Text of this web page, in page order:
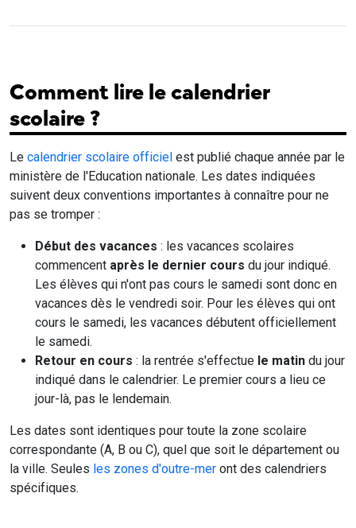
Comment lire le calendrier
scolaire ?
Le calendrier scolaire officiel est publié chaque année par le
ministère de l'Education nationale. Les dates indiquées
suivent deux conventions importantes à connaître pour ne
pas se tromper :
Début des vacances : les vacances scolaires
commencent après le dernier cours du jour indiqué.
Les élèves qui n'ont pas cours le samedi sont donc en
vacances dès le vendredi soir. Pour les élèves qui ont
cours le samedi, les vacances débutent officiellement
le samedi.
Retour en cours : la rentrée s'effectue le matin du jour
indiqué dans le calendrier. Le premier cours a lieu ce
jour-là, pas le lendemain.
Les dates sont identiques pour toute la zone scolaire
correspondante (A, B ou C), quel que soit le département ou
la ville. Seules les zones d'outre-mer ont des calendriers
spécifiques.